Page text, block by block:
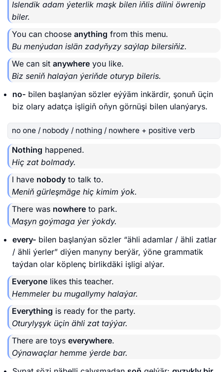
Islendik adam ýeterlik maşk bilen iňlis dilini öwrenip
biler.
You can choose anything from this menu.
Bu menýudan islän zadyňyzy saýlap bilersiňiz.
We can sit anywhere you like.
Biz seniň halaýan ýeriňde oturyp bileris.
no- bilen başlanýan sözler eýýäm inkärdir, şonuň üçin
biz olary adatça işligiň oňyn görnüşi bilen ulanýarys.
no one / nobody / nothing / nowhere + positive verb
Nothing happened.
Hiç zat bolmady.
I have nobody to talk to.
Meniň gürleşmäge hiç kimim ýok.
There was nowhere to park.
Maşyn goýmaga ýer ýokdy.
every- bilen başlanýan sözler “ähli adamlar / ähli zatlar
/ ähli ýerler” diýen manyny berýär, ýöne grammatik
taýdan olar köplenç birlikdäki işligi alýar.
Everyone likes this teacher.
Hemmeler bu mugallymy halaýar.
Everything is ready for the party.
Oturylyşyk üçin ähli zat taýýar.
There are toys everywhere.
Oýnawaçlar hemme ýerde bar.